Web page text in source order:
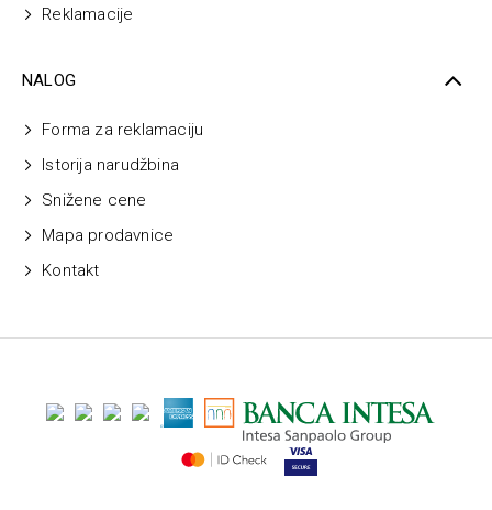
Reklamacije
NALOG
Forma za reklamaciju
Istorija narudžbina
Snižene cene
Mapa prodavnice
Kontakt